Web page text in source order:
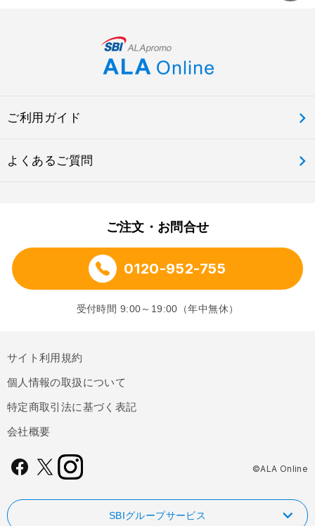
ご利用ガイド
よくあるご質問
ご注文・お問合せ
0120-952-755
受付時間 9:00～19:00（年中無休）
サイト利用規約
個人情報の取扱について
特定商取引法に基づく表記
会社概要
©ALA Online
SBIグループサービス